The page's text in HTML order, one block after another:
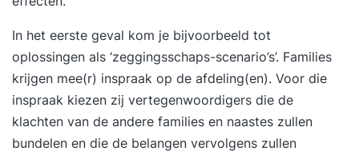
In het eerste geval kom je bijvoorbeeld tot
oplossingen als ‘zeggingsschaps-scenario’s’. Families
krijgen mee(r) inspraak op de afdeling(en). Voor die
inspraak kiezen zij vertegenwoordigers die de
klachten van de andere families en naastes zullen
bundelen en die de belangen vervolgens zullen